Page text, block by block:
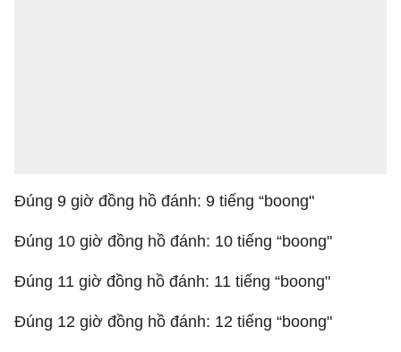
Đúng 9 giờ đồng hồ đánh: 9 tiếng “boong"
Đúng 10 giờ đồng hồ đánh: 10 tiếng “boong"
Đúng 11 giờ đồng hồ đánh: 11 tiếng “boong"
Đúng 12 giờ đồng hồ đánh: 12 tiếng “boong"